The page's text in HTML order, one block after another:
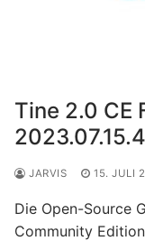
Tine 2.0 CE
JARVIS 15. JULI
Die Open-Source
Community